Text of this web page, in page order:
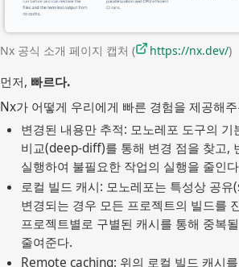
Nx 공식 소개 페이지 캡처 ( https://nx.dev/)
먼저, 빠르다.
Nx가 어떻게 우리에게 빠른 경험을 제공해
변경된 내용만 추적: 모노레포 도구의 기
비교(deep-diff)를 통해 변경 점을 찾고,
실행하여 불필요한 작업의 실행을 줄인
로컬 빌드 캐시: 모노레포는 특성상 공
변경되는 경우 모든 프로젝트의 빌드를
프로젝트별로 구별된 캐시를 통해 중복
줄여준다.
Remote caching: 위의 로컬 빌드 캐시